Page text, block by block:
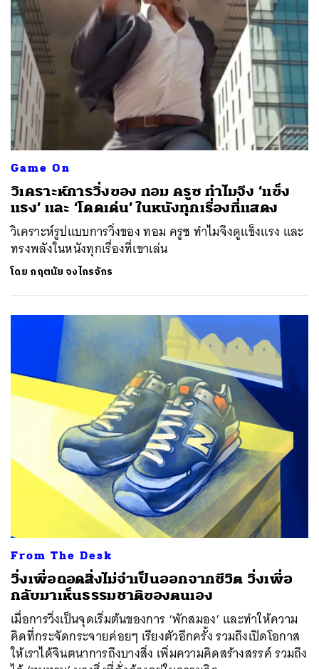
Game On
วิเคราะห์การวิ่งของ ทอม ครูซ ทำไมจึง ‘แข็ง
แรง’ และ ‘โดดเด่น’ ในหนังทุกเรื่องที่แสดง
วิเคราะห์รูปแบบการวิ่งของ ทอม ครูซ ทำไมจึงดูแข็งแรง และ
ทรงพลังในหนังทุกเรื่องที่เขาเล่น
โดย กฤตนัย จงไกรจักร
From The Desk
วิ่งเพื่อถอดสิ่งไม่จำเป็นออกจากชีวิต วิ่งเพื่อ
กลับมาเห็นธรรมชาติของตนเอง
เมื่อการวิ่งเป็นจุดเริ่มต้นของการ ‘พักสมอง’ และทำให้ความ
คิดที่กระจัดกระจายค่อยๆ เรียงตัวอีกครั้ง รวมถึงเปิดโอกาส
ให้เราได้จินตนาการถึงบางสิ่ง เพิ่มความคิดสร้างสรรค์ รวมถึง